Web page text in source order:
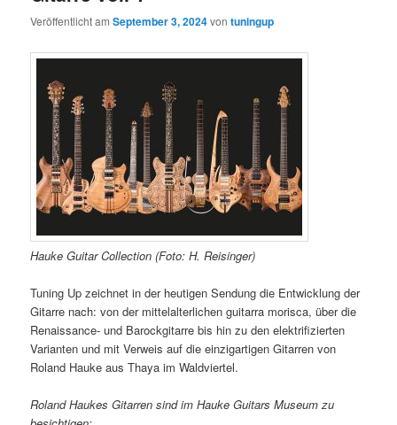
Veröffentlicht amSeptember 3, 2024vontuningup
Hauke Guitar Collection (Foto: H. Reisinger)
Tuning Up zeichnet in der heutigen Sendung die Entwicklung der
Gitarre nach: von der mittelalterlichen guitarra morisca, über die
Renaissance- und Barockgitarre bis hin zu den elektrifizierten
Varianten und mit Verweis auf die einzigartigen Gitarren von
Roland Hauke aus Thaya im Waldviertel.
Roland Haukes Gitarren sind im Hauke Guitars Museum zu